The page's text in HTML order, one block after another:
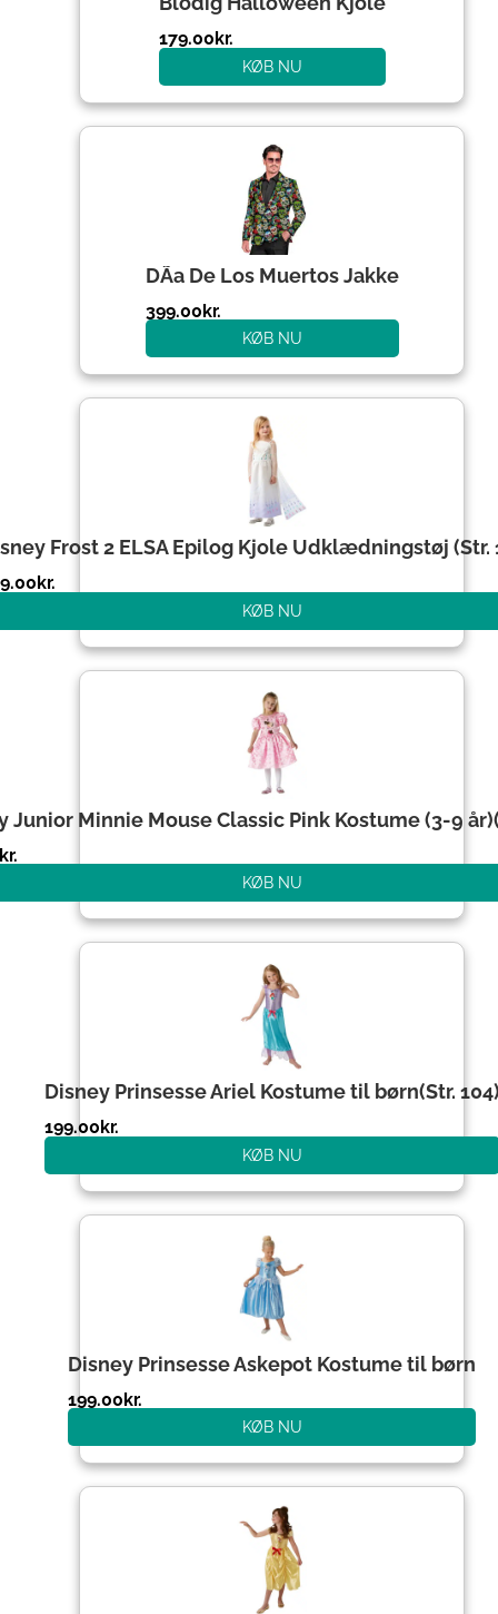
179.00kr.
KØB NU
DÃ­a De Los Muertos Jakke
399.00kr.
KØB NU
Frost 2 ELSA Epilog Kjole Udklædningstøj (Str.
kr.
KØB NU
Junior Minnie Mouse Classic Pink Kostume (3-9
KØB NU
Disney Prinsesse Ariel Kostume til børn(Str.
199.00kr.
KØB NU
Disney Prinsesse Askepot Kostume til børn
199.00kr.
KØB NU